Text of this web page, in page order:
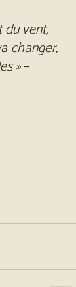
du vent,
changer,
» –